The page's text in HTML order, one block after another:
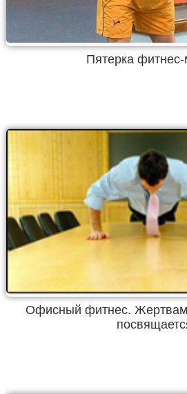
Пятерка
Офисный фитнес. Жертвам